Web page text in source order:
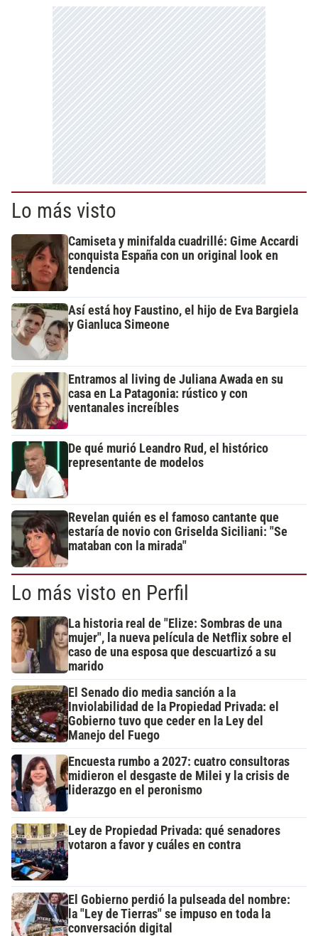
Lo más visto
Camiseta y minifalda cuadrillé: Gime Accardi
conquista España con un original look en
tendencia
Así está hoy Faustino, el hijo de Eva Bargiela
y Gianluca Simeone
Entramos al living de Juliana Awada en su
casa en La Patagonia: rústico y con
ventanales increíbles
De qué murió Leandro Rud, el histórico
representante de modelos
Revelan quién es el famoso cantante que
estaría de novio con Griselda Siciliani: "Se
mataban con la mirada"
Lo más visto en Perfil
La historia real de "Elize: Sombras de una
mujer", la nueva película de Netflix sobre el
caso de una esposa que descuartizó a su
marido
El Senado dio media sanción a la
Inviolabilidad de la Propiedad Privada: el
Gobierno tuvo que ceder en la Ley del
Manejo del Fuego
Encuesta rumbo a 2027: cuatro consultoras
midieron el desgaste de Milei y la crisis de
liderazgo en el peronismo
Ley de Propiedad Privada: qué senadores
votaron a favor y cuáles en contra
El Gobierno perdió la pulseada del nombre:
la "Ley de Tierras" se impuso en toda la
conversación digital